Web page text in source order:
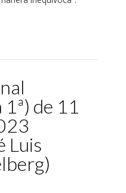
de 11
Luis